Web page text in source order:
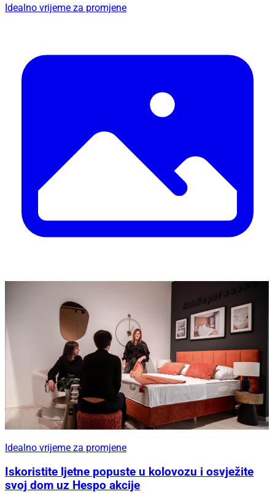
Idealno vrijeme za promjene
Idealno vrijeme za promjene
Iskoristite ljetne popuste u kolovozu i osvježite
svoj dom uz Hespo akcije